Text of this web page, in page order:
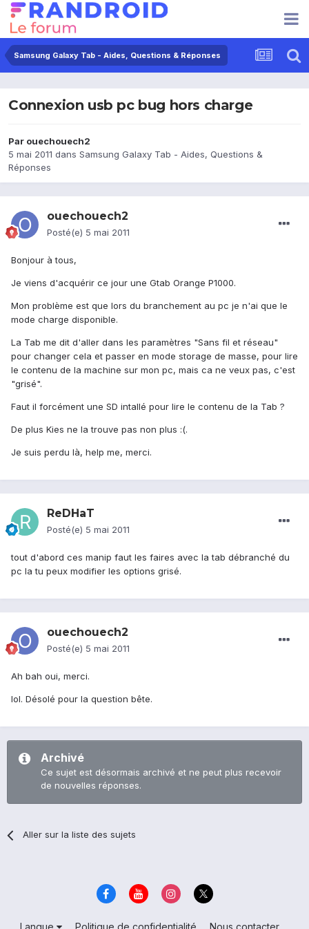
Samsung Galaxy Tab - Aides, Questions & Réponses
Connexion usb pc bug hors charge
Par ouechouech2
5 mai 2011 dans Samsung Galaxy Tab - Aides, Questions &
Réponses
ouechouech2
Posté(e) 5 mai 2011
Bonjour à tous,
Je viens d'acquérir ce jour une Gtab Orange P1000.
Mon problème est que lors du branchement au pc je n'ai que le
mode charge disponible.
La Tab me dit d'aller dans les paramètres "Sans fil et réseau"
pour changer cela et passer en mode storage de masse, pour lire
le contenu de la machine sur mon pc, mais ca ne veux pas, c'est
"grisé".
Faut il forcément une SD intallé pour lire le contenu de la Tab ?
De plus Kies ne la trouve pas non plus :(.
Je suis perdu là, help me, merci.
ReDHaT
Posté(e) 5 mai 2011
tout d'abord ces manip faut les faires avec la tab débranché du
pc la tu peux modifier les options grisé.
ouechouech2
Posté(e) 5 mai 2011
Ah bah oui, merci.
lol. Désolé pour la question bête.
Archivé
Ce sujet est désormais archivé et ne peut plus recevoir
de nouvelles réponses.
Aller sur la liste des sujets
Langue Politique de confidentialité Nous contacter